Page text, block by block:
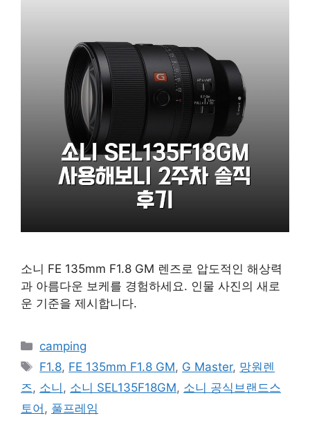
소니 FE 135mm F1.8 GM 렌즈로 압도적인 해상력
과 아름다운 보케를 경험하세요. 인물 사진의 새로
운 기준을 제시합니다.
카
테
리
camping
태
그
F1.8, FE 135mm F1.8 GM, G Master, 망원렌
즈 , 소니 , 소니 SEL135F18GM, 소니 공식브랜드스
토어 , 풀프레임